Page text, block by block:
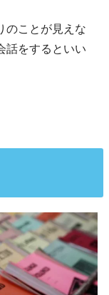
のことが見えな
話をするといい